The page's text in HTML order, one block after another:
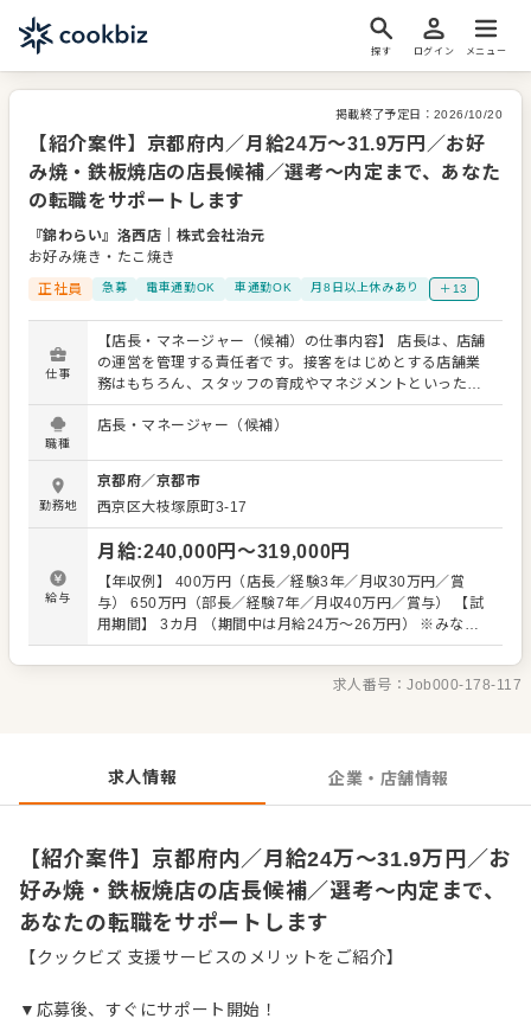
探す ログイン メニュー
掲載終了予定日： 2026/10/20
【紹介案件】京都府内／月給24万〜31.9万円／お好
み焼・鉄板焼店の店長候補／選考～内定まで、あなた
の転職をサポートします
『錦わらい』洛西店
株式会社治元
お好み焼き・たこ焼き
正社員
急募 電車通勤OK 車通勤OK 月8日以上休みあり ＋13
仕事
【店長・マネージャー（候補）の仕事内容】 店長は、店舗
の運営を管理する責任者です。接客をはじめとする店舗業
務はもちろん、スタッフの育成やマネジメントといった重
要な役割を担います。メインとなるのは、販促イベントや
キャンペーンの企画なども含め、売上に繋げていくことで
あなたならではのアイデアを積極的に発信してください。
【具体的には…】 ・ホール、キッチンの全体管理 ・予約管
理、電話対応 ・接客、サービス全般 ・売上管理、在庫管理
・スタッフの育成やマネジメント、シフト管理 など 入社
後はスキルに合わせた業務からお任せしますので、徐々に
仕事の幅を広げていきましょう。成長をしっかりサポート
しますので、経験に関わらず安心してスタートできる環境
です。 ゆくゆくはさらにステップアップなどめざせます。
職種
店長・マネージャー（候補）
勤務地
京都府／京都市
西京区大枝塚原町3-17
給与
月給:240,000円〜319,000円
【年収例】 400万円（店長／経験3年／月収30万円／賞
与） 650万円（部長／経験7年／月収40万円／賞与） 【試
用期間】 3カ月 （期間中は月給24万～26万円） ※みなし
残業44時間55,440円～含む 超過分は追加支給
求人番号：Job000-178-117
求人情報 企業・店舗情報
【紹介案件】京都府内／月給24万〜31.9万円／お
好み焼・鉄板焼店の店長候補／選考～内定まで、
あなたの転職をサポートします
【クックビズ 支援サービスのメリットをご紹介】
▼応募後、すぐにサポート開始！